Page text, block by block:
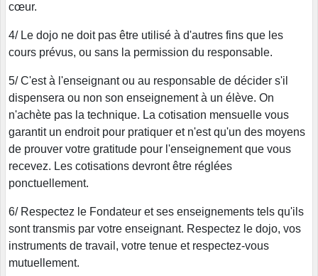
cœur.
4/ Le dojo ne doit pas être utilisé à d'autres fins que les
cours prévus, ou sans la permission du responsable.
5/ C'est à l'enseignant ou au responsable de décider s'il
dispensera ou non son enseignement à un élève. On
n'achète pas la technique. La cotisation mensuelle vous
garantit un endroit pour pratiquer et n'est qu'un des moyens
de prouver votre gratitude pour l'enseignement que vous
recevez. Les cotisations devront être réglées
ponctuellement.
6/ Respectez le Fondateur et ses enseignements tels qu'ils
sont transmis par votre enseignant. Respectez le dojo, vos
instruments de travail, votre tenue et respectez-vous
mutuellement.